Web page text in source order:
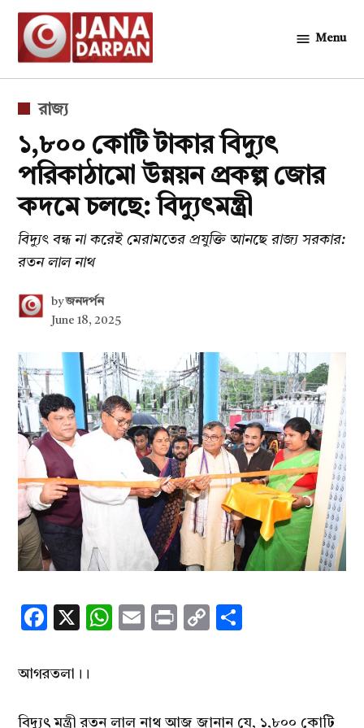
Skip
content
Menu
POSTED
রাজ্য
১,৮০০ কোটি টাকার বিদ্যুৎ
পরিকাঠামো উন্নয়ন প্রকল্প জোর
কদমে চলছে: বিদ্যুৎমন্ত্রী
বিদ্যুৎ বন্ধ না করেই মেরামতের প্রযুক্তি আনছে রাজ্য সরকার:
রতন লাল নাথ
by জনদর্পন
June 18, 2025
Facebook
X WhatsApp
EmailPrintCopy
আগরতলা।।
বিদ্যুৎ মন্ত্রী রতন লাল নাথ আজ জানান যে, ১,৮০০ কোটি